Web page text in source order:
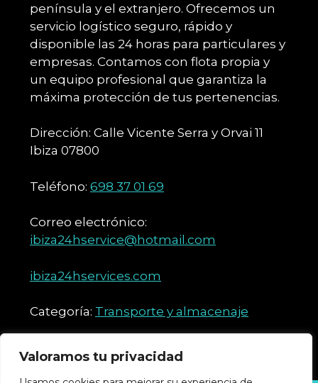
Valoramos tu privacidad
península y el extranjero. Ofrecemos un
servicio logístico seguro, rápido y
disponible las 24 horas para particulares y
empresas. Contamos con flota propia y
un equipo profesional que garantiza la
máxima protección de tus pertenencias.
Dirección: Calle Vicente Serra y Orvai 11
Ibiza 07800
Teléfono: 698 37 01 69
Correo electrónico:
ibiza24hservice@hotmail.com
ibiza24hservices.com
Categoría: Transporte y almacenaje